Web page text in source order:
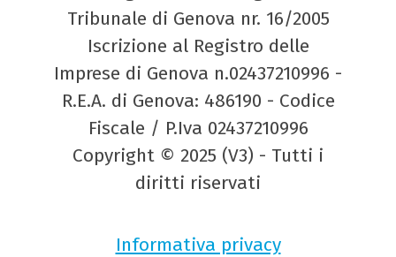
Tribunale di Genova nr. 16/2005
Iscrizione al Registro delle
Imprese di Genova n.02437210996 -
R.E.A. di Genova: 486190 - Codice
Fiscale / P.Iva 02437210996
Copyright © 2025 (V3) - Tutti i
diritti riservati
Informativa privacy